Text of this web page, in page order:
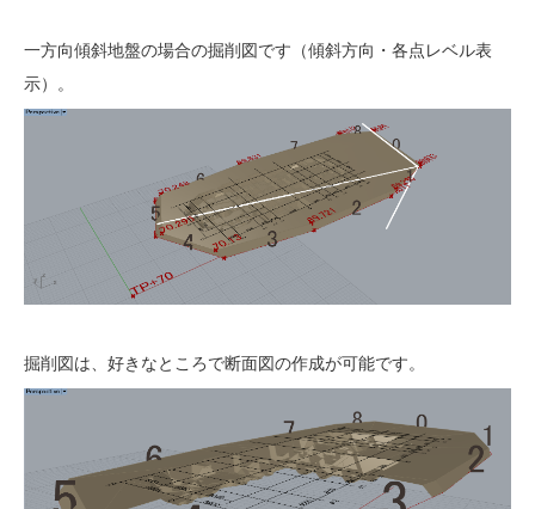
一方向傾斜地盤の場合の掘削図です（傾斜方向・各点レベル表
示）。
掘削図は、好きなところで断面図の作成が可能です。